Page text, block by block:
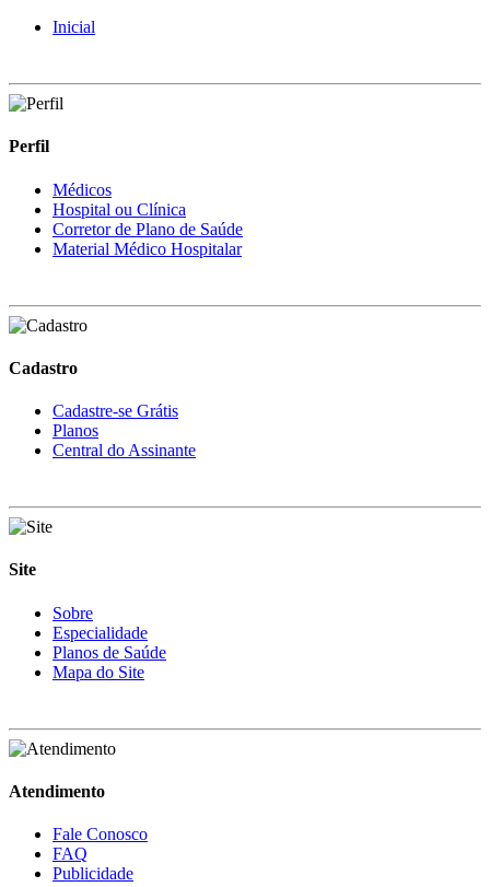
Inicial
Perfil
Médicos
Hospital ou Clínica
Corretor de Plano de Saúde
Material Médico Hospitalar
Cadastro
Cadastre-se Grátis
Planos
Central do Assinante
Site
Sobre
Especialidade
Planos de Saúde
Mapa do Site
Atendimento
Fale Conosco
FAQ
Publicidade